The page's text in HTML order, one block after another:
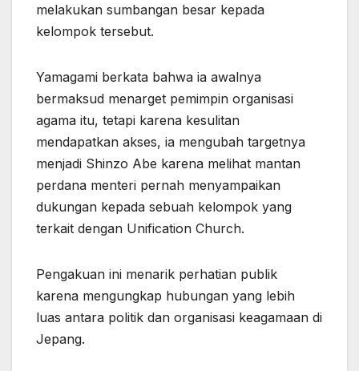
melakukan sumbangan besar kepada
kelompok tersebut.
Yamagami berkata bahwa ia awalnya
bermaksud menarget pemimpin organisasi
agama itu, tetapi karena kesulitan
mendapatkan akses, ia mengubah targetnya
menjadi Shinzo Abe karena melihat mantan
perdana menteri pernah menyampaikan
dukungan kepada sebuah kelompok yang
terkait dengan Unification Church.
Pengakuan ini menarik perhatian publik
karena mengungkap hubungan yang lebih
luas antara politik dan organisasi keagamaan di
Jepang.